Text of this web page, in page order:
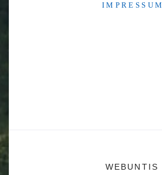
I M P R E S S U M
WEBUNTIS